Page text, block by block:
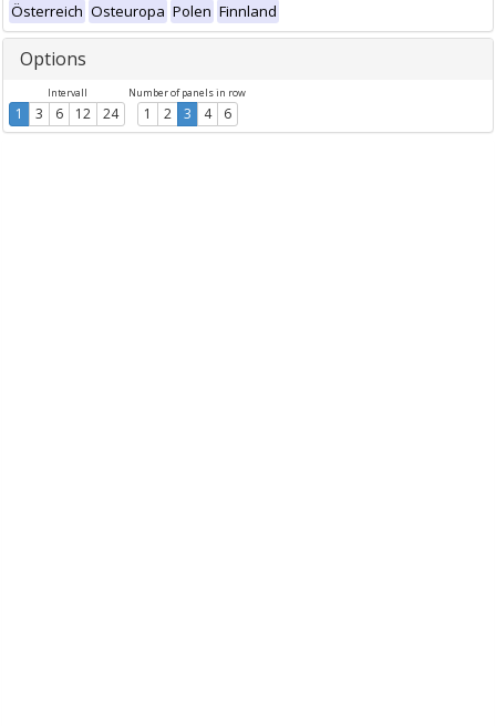
Österreich Osteuropa Polen Finnland
Options
Intervall
1 3 6 12 24
Number of panels in row
1 2 3 4 6